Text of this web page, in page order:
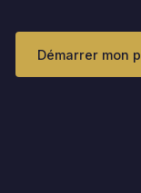
Démarrer mon